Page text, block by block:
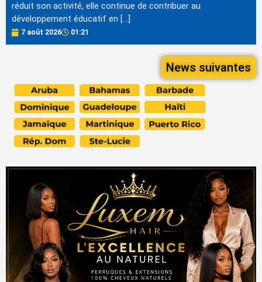
réduit son activité, elle continue de contribuer au
développement éducatif en […]
7 août 2026 01:21
News suivantes